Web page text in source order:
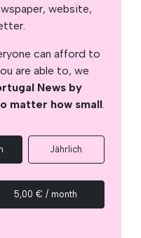
website,
can afford to
are able to, we
News by
matter how small.
Jährlich
5,00 € / month